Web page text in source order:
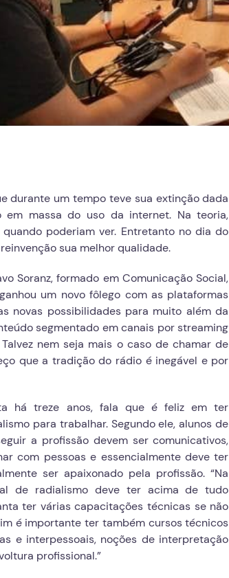
durante um tempo teve sua extinção dada
massa do uso da internet. Na teoria,
poderiam ver. Entretanto no dia do
sua melhor qualidade.
Soranz, formado em Comunicação Social,
um novo fôlego com as plataformas
novas possibilidades para muito além da
segmentado em canais por streaming
nem seja mais o caso de chamar de
que a tradição do rádio é inegável e por
há treze anos, fala que é feliz em ter
para trabalhar. Segundo ele, alunos de
a profissão devem ser comunicativos,
com pessoas e essencialmente deve ter
ser apaixonado pela profissão. “Na
de radialismo deve ter acima de tudo
ter várias capacitações técnicas se não
é importante ter também cursos técnicos
e interpessoais, noções de interpretação
profissional.”